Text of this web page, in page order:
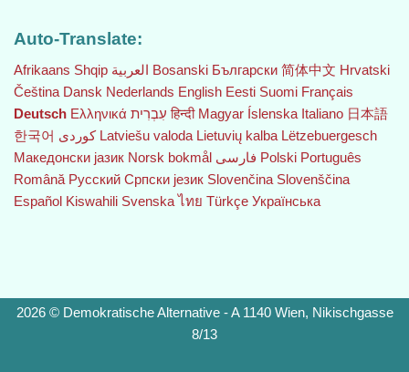
Auto-Translate:
Afrikaans Shqip العربية Bosanski Български 简体中文 Hrvatski
Čeština‎ Dansk Nederlands English Eesti Suomi Français
Deutsch Ελληνικά עִבְרִית हिन्दी Magyar Íslenska Italiano 日本語
한국어
Latviešu valoda Lietuvių kalba Lëtzebuergesch
Македонски јазик Norsk bokmål فارسی Polski Português
Română Русский Српски језик Slovenčina Slovenščina
Español Kiswahili Svenska ไทย Türkçe Українська
2026 © Demokratische Alternative - A 1140 Wien, Nikischgasse
8/13